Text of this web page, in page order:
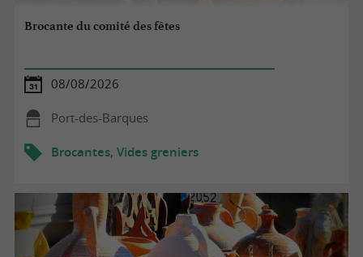
Brocante du comité des fêtes
08/08/2026
Port-des-Barques
Brocantes, Vides greniers